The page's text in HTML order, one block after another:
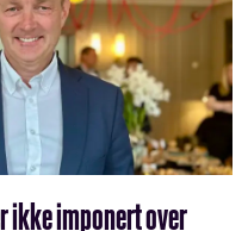
ikke imponert over